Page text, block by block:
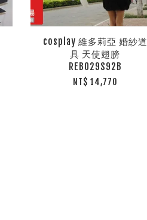
cosplay 維多莉亞 婚紗道
具 天使翅膀
REB029S92B
NT$ 14,770